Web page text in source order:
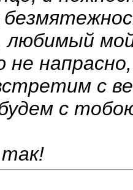
любимый
напрасно,
с
с